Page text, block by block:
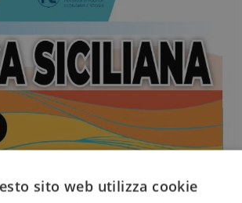
sito web utilizza cookie